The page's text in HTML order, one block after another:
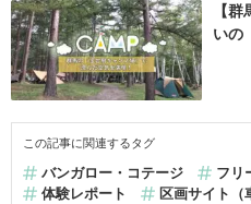
【
いの
この記事に関連するタグ
バンガロー・コテージ
フリ
体験レポート
区画サイト（